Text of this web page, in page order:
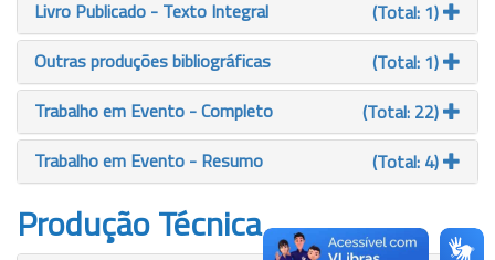
Livro Publicado - Texto Integral
(Total: 1)
Outras produções bibliográficas
(Total: 1)
Trabalho em Evento - Completo
(Total: 22)
Trabalho em Evento - Resumo
(Total: 4)
Produção Técnica